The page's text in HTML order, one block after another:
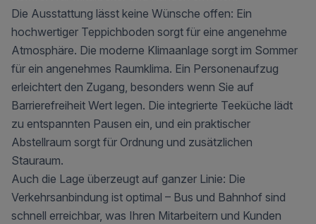
Die Ausstattung lässt keine Wünsche offen: Ein
hochwertiger Teppichboden sorgt für eine angenehme
Atmosphäre. Die moderne Klimaanlage sorgt im Sommer
für ein angenehmes Raumklima. Ein Personenaufzug
erleichtert den Zugang, besonders wenn Sie auf
Barrierefreiheit Wert legen. Die integrierte Teeküche lädt
zu entspannten Pausen ein, und ein praktischer
Abstellraum sorgt für Ordnung und zusätzlichen
Stauraum.
Auch die Lage überzeugt auf ganzer Linie: Die
Verkehrsanbindung ist optimal – Bus und Bahnhof sind
schnell erreichbar, was Ihren Mitarbeitern und Kunden